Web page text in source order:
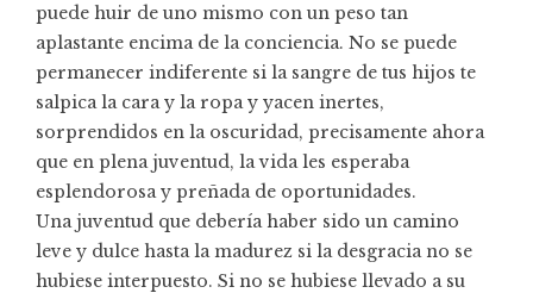
puede huir de uno mismo con un peso tan
aplastante encima de la conciencia. No se puede
permanecer indiferente si la sangre de tus hijos te
salpica la cara y la ropa y yacen inertes,
sorprendidos en la oscuridad, precisamente ahora
que en plena juventud, la vida les esperaba
esplendorosa y preñada de oportunidades.
Una juventud que debería haber sido un camino
leve y dulce hasta la madurez si la desgracia no se
hubiese interpuesto. Si no se hubiese llevado a su